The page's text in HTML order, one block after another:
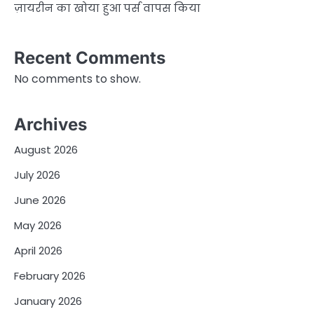
ज़ायरीन का खोया हुआ पर्स वापस किया
Recent Comments
No comments to show.
Archives
August 2026
July 2026
June 2026
May 2026
April 2026
February 2026
January 2026